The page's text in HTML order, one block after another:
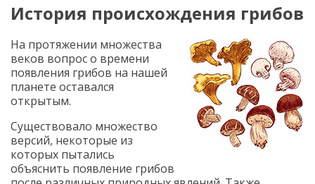
История происхождения грибов
На протяжении множества
веков вопрос о времени
появления грибов на нашей
планете оставался
открытым.
Существовало множество
версий, некоторые из
которых пытались
объяснить появление грибов